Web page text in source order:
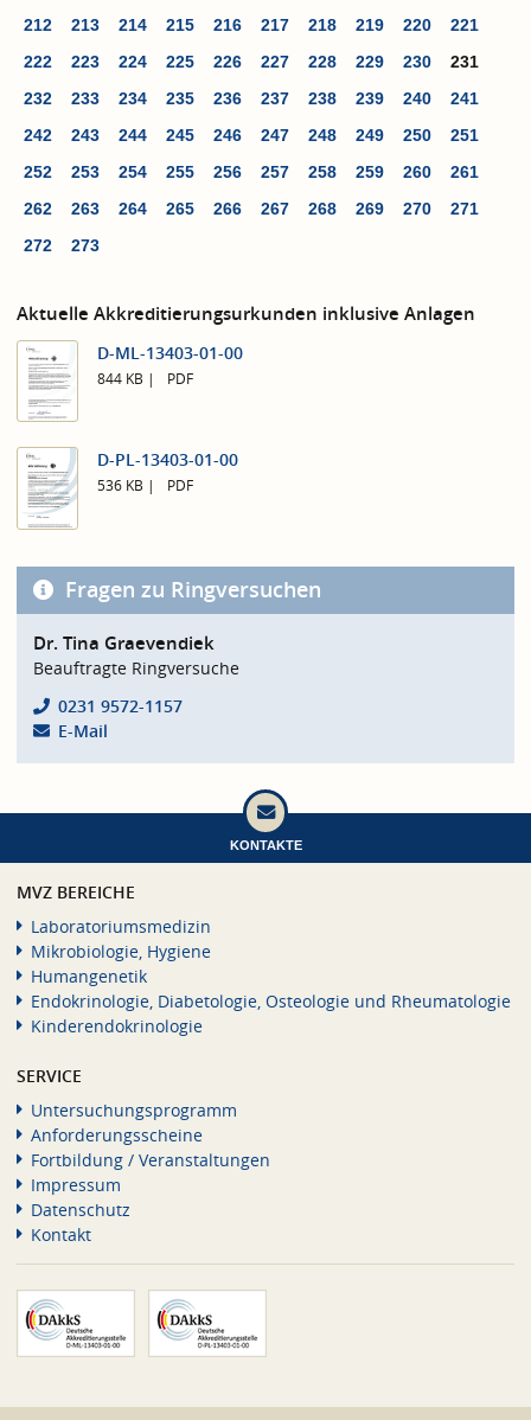
212
213 214 215 216 217 218 219 220
221
222
223 224 225 226 227 228 229 230
231
232
233 234 235 236 237 238 239 240
241
242
243 244 245 246 247 248 249 250
251
252
253 254 255 256 257 258 259 260
261
262
263 264 265 266 267 268 269 270
271
272
273
Aktuelle Akkreditierungsurkunden inklusive Anlagen
D-ML-13403-01-00
844 KB PDF
D-PL-13403-01-00
536 KB PDF
Fragen zu Ringversuchen
Dr. Tina Graevendiek
Beauftragte Ringversuche
0231 9572-1157
E-Mail
KONTAKTE
MVZ BEREICHE
Laboratoriumsmedizin
Mikrobiologie, Hygiene
Humangenetik
Endokrinologie, Diabetologie, Osteologie und Rheumatologie
Kinderendokrinologie
SERVICE
Untersuchungsprogramm
Anforderungsscheine
Fortbildung / Veranstaltungen
Impressum
Datenschutz
Kontakt